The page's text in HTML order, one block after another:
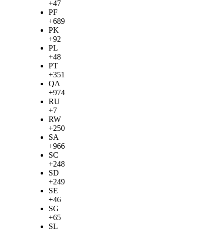
+47
PF
+689
PK
+92
PL
+48
PT
+351
QA
+974
RU
+7
RW
+250
SA
+966
SC
+248
SD
+249
SE
+46
SG
+65
SL